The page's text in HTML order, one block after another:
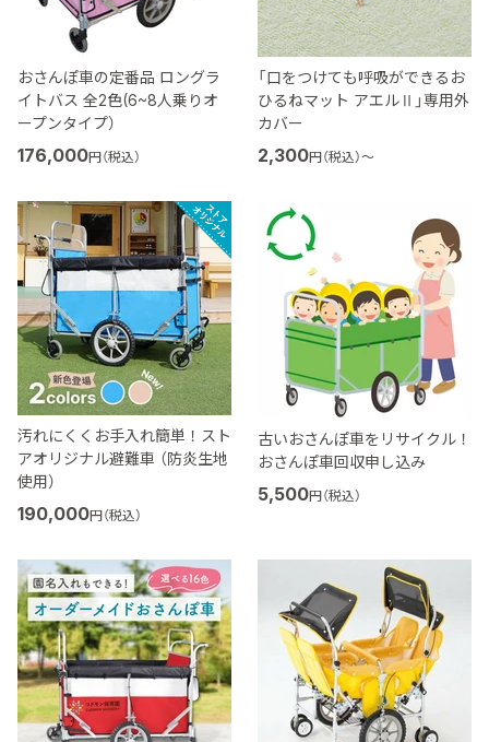
おさんぽ車の定番品 ロングラ
イトバス 全2色(6~8人乗りオ
ープンタイプ）
176,000円（税込）
「口をつけても呼吸ができるお
ひるねマット アエルⅡ」専用外
カバー
2,300円（税込）〜
汚れにくくお手入れ簡単！スト
アオリジナル避難車 （防炎生地
使用）
190,000円（税込）
古いおさんぽ車をリサイクル！
おさんぽ車回収申し込み
5,500円（税込）